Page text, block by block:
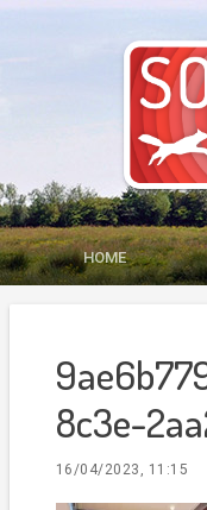
HOME
CONTACT
8c3e-
16/04/2023, 11:15